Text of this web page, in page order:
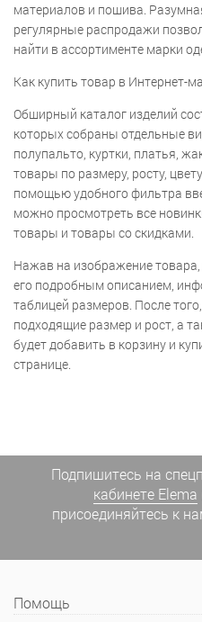
материалов и пошива.
регулярные распродажи
найти в ассортименте марки
Как купить товар в Интернет-
Обширный каталог изделий
которых собраны отдельные
полупальто, куртки, платья,
товары по размеру, росту,
помощью удобного фильтра
можно просмотреть все
товары и товары со скидками.
Нажав на изображение
его подробным описанием,
таблицей размеров. После
подходящие размер и рост, а
будет добавить в корзину и
странице.
Подпишитесь на
кабинете Elema
присоединяйтесь к
Помощь